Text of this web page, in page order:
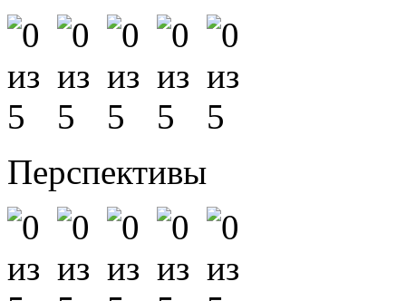
Перспективы